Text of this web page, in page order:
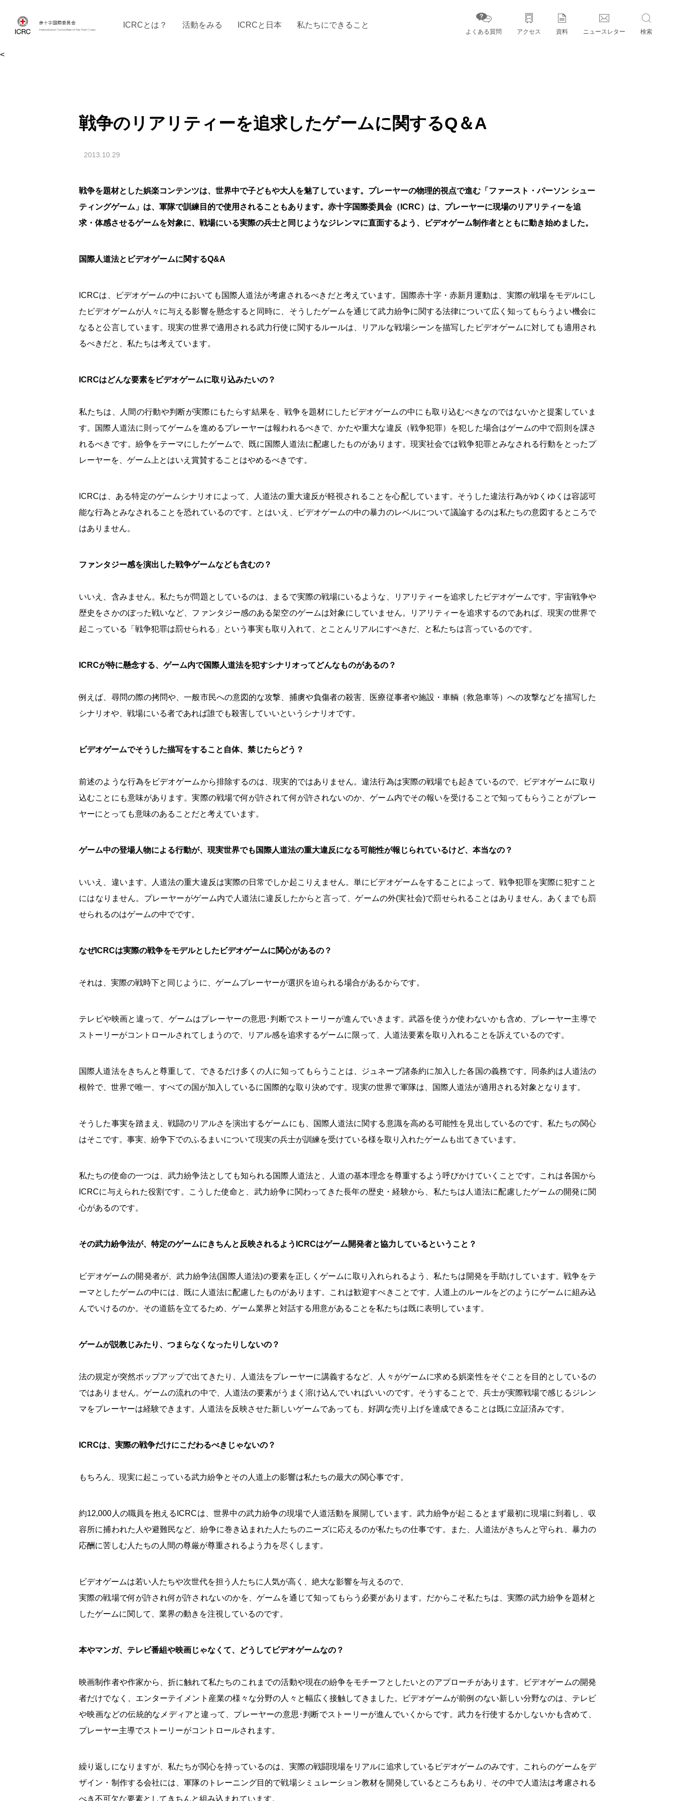
<
よくある質問 アクセス 資料 ニュースレター 検索
ICRCとは？ 活動をみる ICRCと日本 私たちにできること
戦争のリアリティーを追求したゲームに関するQ＆A
2013.10.29
戦争を題材とした娯楽コンテンツは、世界中で子どもや大人を魅了しています。プレーヤーの物理的視点で進む「ファースト・パーソン シュー
ティングゲーム」は、軍隊で訓練目的で使用されることもあります。赤十字国際委員会（ICRC）は、プレーヤーに現場のリアリティーを追
求・体感させるゲームを対象に、戦場にいる実際の兵士と同じようなジレンマに直面するよう、ビデオゲーム制作者とともに動き始めました。
国際人道法とビデオゲームに関するQ&A
ICRCは、ビデオゲームの中においても国際人道法が考慮されるべきだと考えています。国際赤十字・赤新月運動は、実際の戦場をモデルにし
たビデオゲームが人々に与える影響を懸念すると同時に、そうしたゲームを通じて武力紛争に関する法律について広く知ってもらうよい機会に
なると公言しています。現実の世界で適用される武力行使に関するルールは、リアルな戦場シーンを描写したビデオゲームに対しても適用され
るべきだと、私たちは考えています。
ICRCはどんな要素をビデオゲームに取り込みたいの？
私たちは、人間の行動や判断が実際にもたらす結果を、戦争を題材にしたビデオゲームの中にも取り込むべきなのではないかと提案していま
す。国際人道法に則ってゲームを進めるプレーヤーは報われるべきで、かたや重大な違反（戦争犯罪）を犯した場合はゲームの中で罰則を課さ
れるべきです。紛争をテーマにしたゲームで、既に国際人道法に配慮したものがあります。現実社会では戦争犯罪とみなされる行動をとったプ
レーヤーを、ゲーム上とはいえ賞賛することはやめるべきです。
ICRCは、ある特定のゲームシナリオによって、人道法の重大違反が軽視されることを心配しています。そうした違法行為がゆくゆくは容認可
能な行為とみなされることを恐れているのです。とはいえ、ビデオゲームの中の暴力のレベルについて議論するのは私たちの意図するところで
はありません。
ファンタジー感を演出した戦争ゲームなども含むの？
いいえ、含みません。私たちが問題としているのは、まるで実際の戦場にいるような、リアリティーを追求したビデオゲームです。宇宙戦争や
歴史をさかのぼった戦いなど、ファンタジー感のある架空のゲームは対象にしていません。リアリティーを追求するのであれば、現実の世界で
起こっている「戦争犯罪は罰せられる」という事実も取り入れて、とことんリアルにすべきだ、と私たちは言っているのです。
ICRCが特に懸念する、ゲーム内で国際人道法を犯すシナリオってどんなものがあるの？
例えば、尋問の際の拷問や、一般市民への意図的な攻撃、捕虜や負傷者の殺害、医療従事者や施設・車輌（救急車等）への攻撃などを描写した
シナリオや、戦場にいる者であれば誰でも殺害していいというシナリオです。
ビデオゲームでそうした描写をすること自体、禁じたらどう？
前述のような行為をビデオゲームから排除するのは、現実的ではありません。違法行為は実際の戦場でも起きているので、ビデオゲームに取り
込むことにも意味があります。実際の戦場で何が許されて何が許されないのか、ゲーム内でその報いを受けることで知ってもらうことがプレー
ヤーにとっても意味のあることだと考えています。
ゲーム中の登場人物による行動が、現実世界でも国際人道法の重大違反になる可能性が報じられているけど、本当なの？
いいえ、違います。人道法の重大違反は実際の日常でしか起こりえません。単にビデオゲームをすることによって、戦争犯罪を実際に犯すこと
にはなりません。プレーヤーがゲーム内で人道法に違反したからと言って、ゲームの外(実社会)で罰せられることはありません。あくまでも罰
せられるのはゲームの中でです。
なぜICRCは実際の戦争をモデルとしたビデオゲームに関心があるの？
それは、実際の戦時下と同じように、ゲームプレーヤーが選択を迫られる場合があるからです。
テレビや映画と違って、ゲームはプレーヤーの意思･判断でストーリーが進んでいきます。武器を使うか使わないかも含め、プレーヤー主導で
ストーリーがコントロールされてしまうので、リアル感を追求するゲームに限って、人道法要素を取り入れることを訴えているのです。
国際人道法をきちんと尊重して、できるだけ多くの人に知ってもらうことは、ジュネーブ諸条約に加入した各国の義務です。同条約は人道法の
根幹で、世界で唯一、すべての国が加入しているに国際的な取り決めです。現実の世界で軍隊は、国際人道法が適用される対象となります。
そうした事実を踏まえ、戦闘のリアルさを演出するゲームにも、国際人道法に関する意識を高める可能性を見出しているのです。私たちの関心
はそこです。事実、紛争下でのふるまいについて現実の兵士が訓練を受けている様を取り入れたゲームも出てきています。
私たちの使命の一つは、武力紛争法としても知られる国際人道法と、人道の基本理念を尊重するよう呼びかけていくことです。これは各国から
ICRCに与えられた役割です。こうした使命と、武力紛争に関わってきた長年の歴史・経験から、私たちは人道法に配慮したゲームの開発に関
心があるのです。
その武力紛争法が、特定のゲームにきちんと反映されるようICRCはゲーム開発者と協力しているということ？
ビデオゲームの開発者が、武力紛争法(国際人道法)の要素を正しくゲームに取り入れられるよう、私たちは開発を手助けしています。戦争をテ
ーマとしたゲームの中には、既に人道法に配慮したものがあります。これは歓迎すべきことです。人道上のルールをどのようにゲームに組み込
んでいけるのか。その道筋を立てるため、ゲーム業界と対話する用意があることを私たちは既に表明しています。
ゲームが説教じみたり、つまらなくなったりしないの？
法の規定が突然ポップアップで出てきたり、人道法をプレーヤーに講義するなど、人々がゲームに求める娯楽性をそぐことを目的としているの
ではありません。ゲームの流れの中で、人道法の要素がうまく溶け込んでいればいいのです。そうすることで、兵士が実際戦場で感じるジレン
マをプレーヤーは経験できます。人道法を反映させた新しいゲームであっても、好調な売り上げを達成できることは既に立証済みです。
ICRCは、実際の戦争だけにこだわるべきじゃないの？
もちろん、現実に起こっている武力紛争とその人道上の影響は私たちの最大の関心事です。
約12,000人の職員を抱えるICRCは、世界中の武力紛争の現場で人道活動を展開しています。武力紛争が起こるとまず最初に現場に到着し、収
容所に捕われた人や避難民など、紛争に巻き込まれた人たちのニーズに応えるのが私たちの仕事です。また、人道法がきちんと守られ、暴力の
応酬に苦しむ人たちの人間の尊厳が尊重されるよう力を尽くします。
ビデオゲームは若い人たちや次世代を担う人たちに人気が高く、絶大な影響を与えるので、
実際の戦場で何が許され何が許されないのかを、ゲームを通じて知ってもらう必要があります。だからこそ私たちは、実際の武力紛争を題材と
したゲームに関して、業界の動きを注視しているのです。
本やマンガ、テレビ番組や映画じゃなくて、どうしてビデオゲームなの？
映画制作者や作家から、折に触れて私たちのこれまでの活動や現在の紛争をモチーフとしたいとのアプローチがあります。ビデオゲームの開発
者だけでなく、エンターテイメント産業の様々な分野の人々と幅広く接触してきました。ビデオゲームが前例のない新しい分野なのは、テレビ
や映画などの伝統的なメディアと違って、プレーヤーの意思･判断でストーリーが進んでいくからです。武力を行使するかしないかも含めて、
プレーヤー主導でストーリーがコントロールされます。
繰り返しになりますが、私たちが関心を持っているのは、実際の戦闘現場をリアルに追求しているビデオゲームのみです。これらのゲームをデ
ザイン・制作する会社には、軍隊のトレーニング目的で戦場シミュレーション教材を開発しているところもあり、その中で人道法は考慮される
べき不可欠な要素としてきちんと組み込まれています。